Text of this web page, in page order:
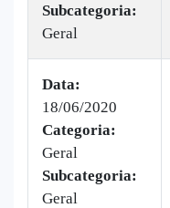
Subcategoria:
Geral
Data:
18/06/2020
Categoria:
Geral
Subcategoria:
Geral